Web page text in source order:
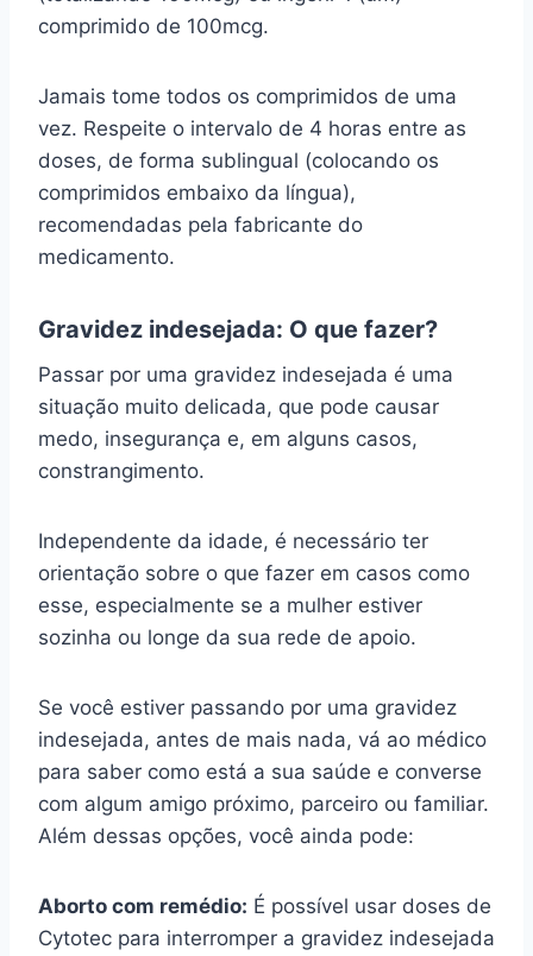
comprimido de 100mcg.
Jamais tome todos os comprimidos de uma
vez. Respeite o intervalo de 4 horas entre as
doses, de forma sublingual (colocando os
comprimidos embaixo da língua),
recomendadas pela fabricante do
medicamento.
Gravidez indesejada: O que fazer?
Passar por uma gravidez indesejada é uma
situação muito delicada, que pode causar
medo, insegurança e, em alguns casos,
constrangimento.
Independente da idade, é necessário ter
orientação sobre o que fazer em casos como
esse, especialmente se a mulher estiver
sozinha ou longe da sua rede de apoio.
Se você estiver passando por uma gravidez
indesejada, antes de mais nada, vá ao médico
para saber como está a sua saúde e converse
com algum amigo próximo, parceiro ou familiar.
Além dessas opções, você ainda pode:
Aborto com remédio: É possível usar doses de
Cytotec para interromper a gravidez indesejada